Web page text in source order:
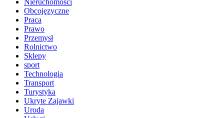
Nieruchomości
Obcojęzyczne
Praca
Prawo
Przemysł
Rolnictwo
Sklepy
sport
Technologia
Transport
Turystyka
Ukryte Zajawki
Uroda